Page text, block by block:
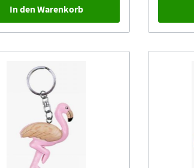
In den Warenkorb